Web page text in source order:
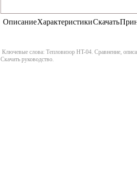
ОписаниеХарактеристикиСкачать
Ключевые слова: Тепловизор HT-04. Сравнение,
Скачать руководство.